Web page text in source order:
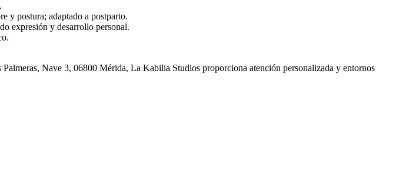
y postura; adaptado a postparto.
expresión y desarrollo personal.
Nave 3, 06800 Mérida, La Kabilia Studios proporciona atención personalizada y entornos